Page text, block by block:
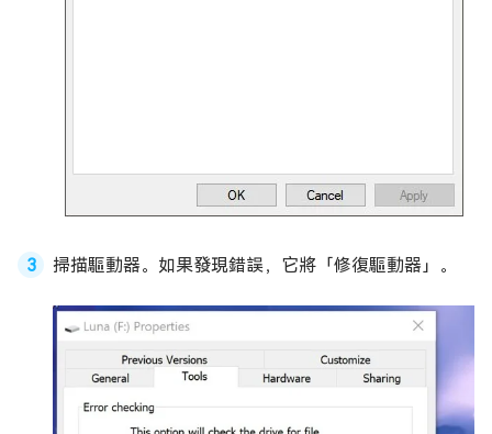
掃描驅動器。如果發現錯誤，它將「修復驅動器」。